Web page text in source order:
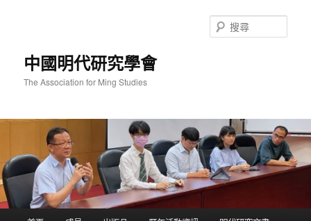
中國明代研究學會
The Association for Ming Studies
尋